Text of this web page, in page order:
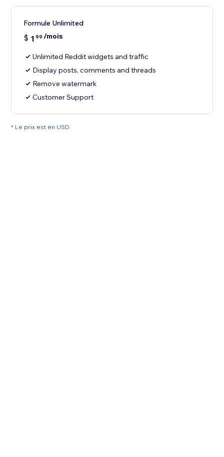
Formule Unlimited
$ 1 99 /mois
Unlimited Reddit widgets and traffic
Display posts, comments and threads
Remove watermark
Customer Support
* Le prix est en USD.